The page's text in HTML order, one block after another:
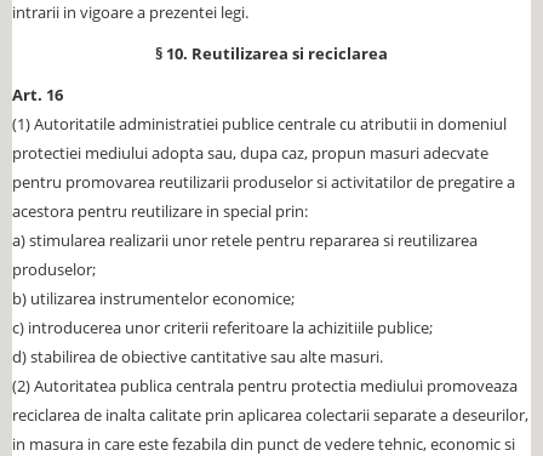
intrarii in vigoare a prezentei legi.
§ 10. Reutilizarea si reciclarea
Art. 16
(1) Autoritatile administratiei publice centrale cu atributii in domeniul
protectiei mediului adopta sau, dupa caz, propun masuri adecvate
pentru promovarea reutilizarii produselor si activitatilor de pregatire a
acestora pentru reutilizare in special prin:
a) stimularea realizarii unor retele pentru repararea si reutilizarea
produselor;
b) utilizarea instrumentelor economice;
c) introducerea unor criterii referitoare la achizitiile publice;
d) stabilirea de obiective cantitative sau alte masuri.
(2) Autoritatea publica centrala pentru protectia mediului promoveaza
reciclarea de inalta calitate prin aplicarea colectarii separate a deseurilor,
in masura in care este fezabila din punct de vedere tehnic, economic si